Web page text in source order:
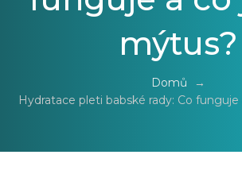
mýtus?
Domů
→
Hydratace pleti babské rady: Co